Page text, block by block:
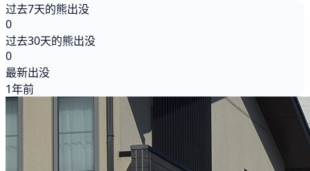
过去7天的熊出没
0
过去30天的熊出没
0
最新出没
1年前